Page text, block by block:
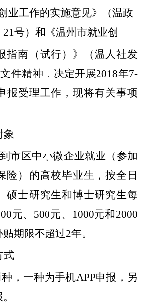
业工作的实施意见》（温政
21号）和《温州市就业创
指南（试行）》（温人社发
文件精神 ，决定开展2018年7-
报受理工作，现将有关事项
象
市区中小微企业就业（参加
险） 的高校毕业生，按全日
硕士研究生和博士研究生每
元、 500元、 1000元和2000
期限不超过2年。
式
，一种为手机APP申报，另